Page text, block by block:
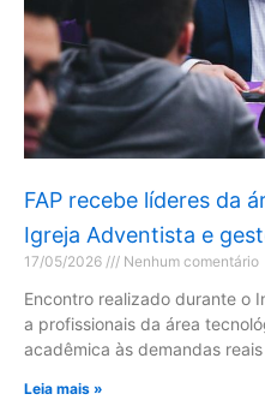
FAP recebe líderes da
Igreja Adventista e
17/05/2026 Nenhum comentário
Encontro realizado durante o
a profissionais da área
acadêmica às demandas
Leia mais »